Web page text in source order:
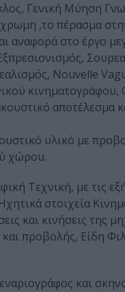
Γενική Μύηση
,το πέρασμα
αναφορά στο έργο
Nouvelle
αποτέλεσμα
υλικό με
χώρου.
Τεχνική, με τις
στοιχεία
και κινήσεις της
προβολής, Είδη
και